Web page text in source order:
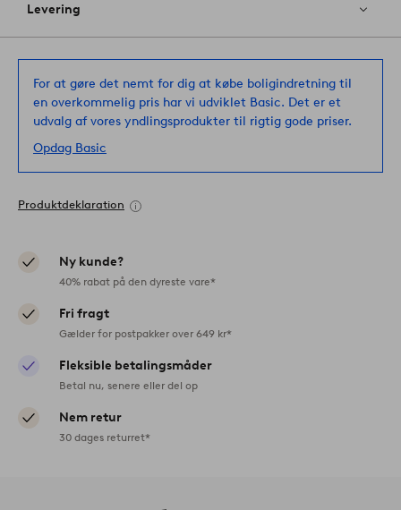
Levering
For at gøre det nemt for dig at købe boligindretning til
en overkommelig pris har vi udviklet Basic. Det er et
udvalg af vores yndlingsprodukter til rigtig gode priser.
Opdag Basic
Produktdeklaration
Ny kunde?
40% rabat på den dyreste vare*
Fri fragt
Gælder for postpakker over 649 kr*
Fleksible betalingsmåder
Betal nu, senere eller del op
Nem retur
30 dages returret*